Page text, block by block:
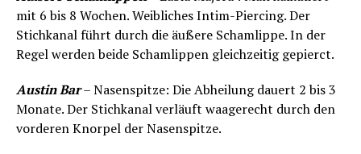
mit 6 bis 8 Wochen. Weibliches Intim-Piercing. Der
Stichkanal führt durch die äußere Schamlippe. In der
Regel werden beide Schamlippen gleichzeitig gepierct.
Austin Bar– Nasenspitze: Die Abheilung dauert 2 bis 3
Monate. Der Stichkanal verläuft waagerecht durch den
vorderen Knorpel der Nasenspitze.